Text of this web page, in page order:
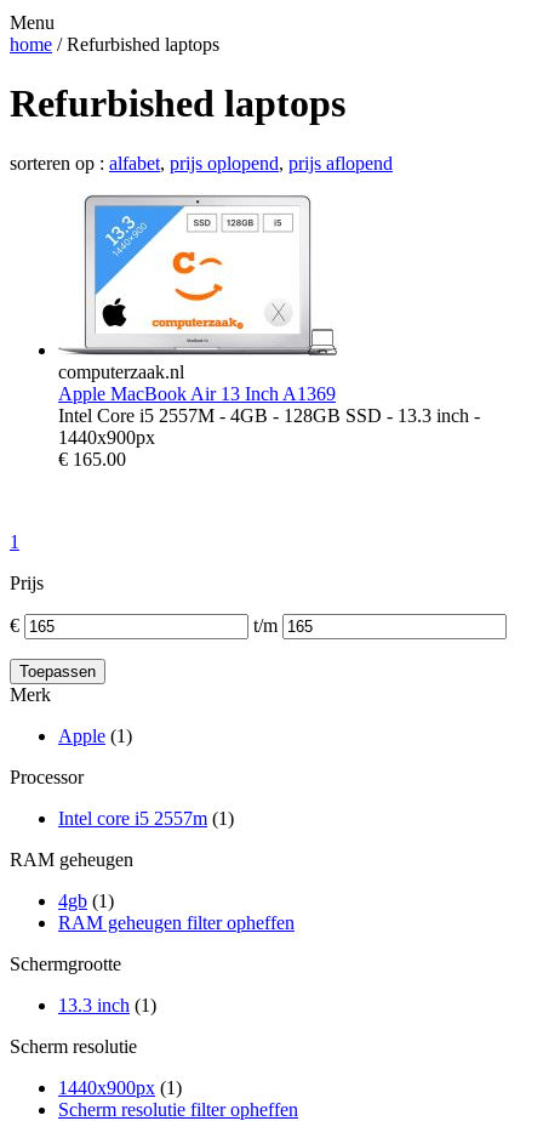
Menu
home / Refurbished laptops
Refurbished laptops
sorteren op : alfabet, prijs oplopend, prijs aflopend
computerzaak.nl
Apple MacBook Air 13 Inch A1369
Intel Core i5 2557M - 4GB - 128GB SSD - 13.3 inch -
1440x900px
€ 165.00
1
Prijs
€ t/m
Merk
Apple (1)
Processor
Intel core i5 2557m (1)
RAM geheugen
4gb (1)
RAM geheugen filter opheffen
Schermgrootte
13.3 inch (1)
Scherm resolutie
1440x900px (1)
Scherm resolutie filter opheffen